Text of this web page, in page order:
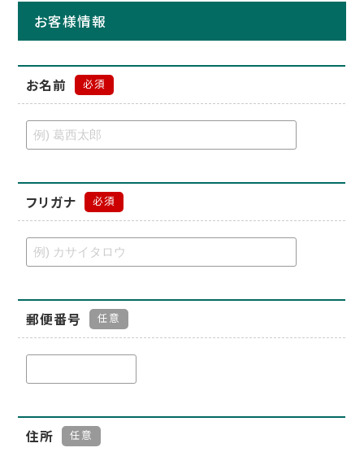
お客様情報
お名前 必須
フリガナ 必須
郵便番号 任意
住所 任意